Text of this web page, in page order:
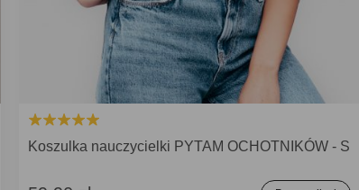
Koszulka nauczycielki PYTAM OCHOTNIKÓW - S